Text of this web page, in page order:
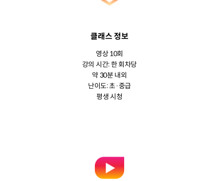
클래스 정보
영상 10회
강의 시간: 한 회차당
약 30분 내외
난이도: 초·중급
평생 시청